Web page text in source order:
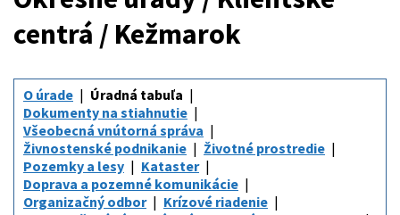
centrá / Kežmarok
O úrade
Úradná tabuľa
Dokumenty na stiahnutie
Všeobecná vnútorná správa
Živnostenské podnikanie
Životné prostredie
Pozemky a lesy
Kataster
Doprava a pozemné komunikácie
Organizačný odbor
Krízové riadenie